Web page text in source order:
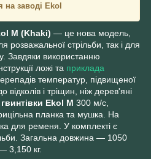
на заводі Ekol
M (Khaki) — це нова модель,
розважальної стрільби, так і для
Завдяки використанню
ложі та приклада
температур, підвищеної
відколів і тріщин, ніж дерев'яні
гвинтівки Ekol M 300 м/c,
планка та мушка. На
для ременя. У комплекті є
Загальна довжина — 1050
кг.